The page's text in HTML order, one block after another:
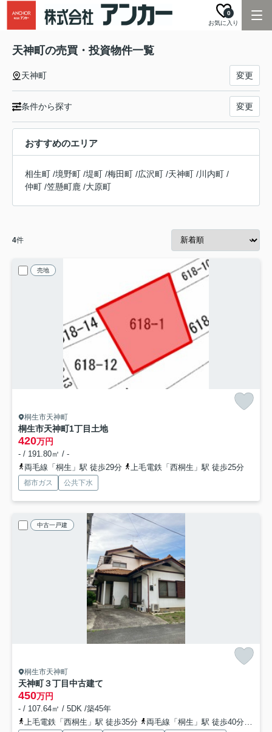
お気に入り
0
天神町の売買・投資物件一覧
天神町 変更
条件から探す 変更
おすすめのエリア
相生町 /境野町 /堤町 /梅田町 /広沢町 /天神町 /川内町 /
仲町 /笠懸町鹿 /大原町
4件
売地
桐生市天神町
桐生市天神町1丁目土地
420万円
- / 191.80㎡ / -
両毛線「桐生」駅 徒歩29分
上毛電鉄「西桐生」駅 徒歩25分
都市ガス 公共下水
中古一戸建
桐生市天神町
天神町３丁目中古建て
450万円
- / 107.64㎡ / 5DK /築45年
上毛電鉄「西桐生」駅 徒歩35分
両毛線「桐生」駅 徒歩40分